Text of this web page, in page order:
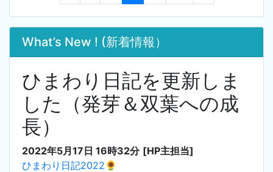
What’s New ! (新着情報）
ひまわり日記を更新しま
した（発芽＆双葉への成
長）
2022年5月17日 16時32分 [HP主担当]
ひまわり日記2022🌻